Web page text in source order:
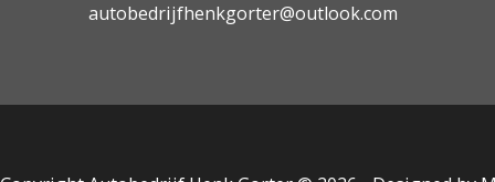
autobedrijfhenkgorter@outlook.com